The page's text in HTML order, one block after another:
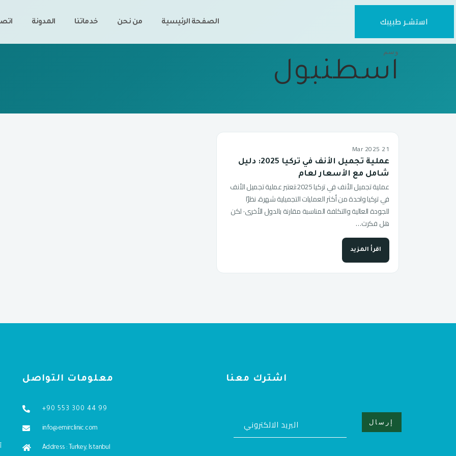
المدونة خدماتنا من نحن الصفحة الرئيسية استشـر طبيبك
وسم
اسطنبول
21 Mar 2025
عملية تجميل الأنف في تركيا 2025: دليل
شامل مع الأسعار لعام
عملية تجميل الأنف في تركيا 2025:تعتبر عملية تجميل الأنف
في تركيا واحدة من أكثر العمليات التجميلية شهرة، نظرًا
للجودة العالية والتكلفة المناسبة مقارنة بالدول الأخرى· لكن
هل فكرت…
اقرأ المزيد
معلومات التواصل
+90 553 300 44 99
info@emirclinic.com
Address : Turkey, Istanbul
اشترك معنا